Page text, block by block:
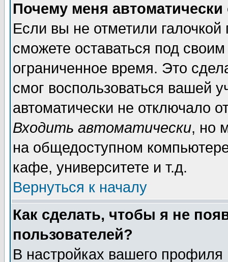
Почему меня автоматически
Если вы не отметили галочкой
сможете оставаться под
ограниченное время. Это
смог воспользоваться вашей
автоматически не отключало
Входить автоматически, но
на общедоступном
кафе, университете и т.д.
Вернуться к началу
Как сделать, чтобы я не
пользователей?
В настройках вашего